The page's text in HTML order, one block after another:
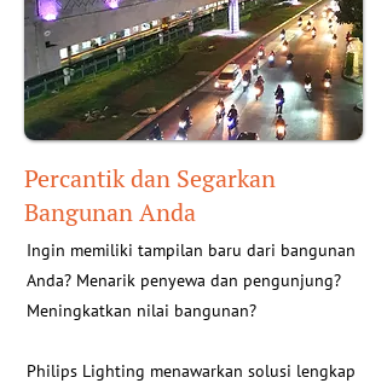
Percantik dan Segarkan
Bangunan Anda
Ingin memiliki tampilan baru dari bangunan
Anda? Menarik penyewa dan pengunjung?
Meningkatkan nilai bangunan?
Philips Lighting menawarkan solusi lengkap